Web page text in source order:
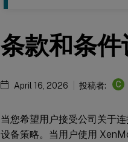
条款和条
April 16, 2026 投稿者: C
当您希望用户接受公司关于
设备策略。当用户使用